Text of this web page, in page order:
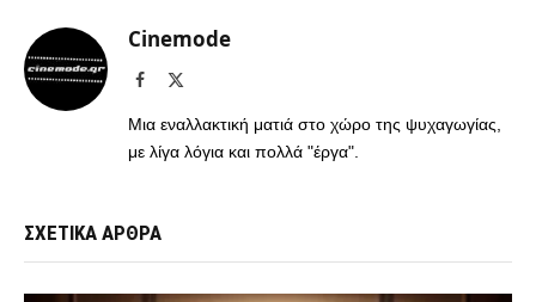
Cinemode
Facebook
Μια εναλλακτική ματιά στο χώρο της ψυχαγωγίας,
με λίγα λόγια και πολλά "έργα".
ΣΧΕΤΙΚΑ ΑΡΘΡΑ